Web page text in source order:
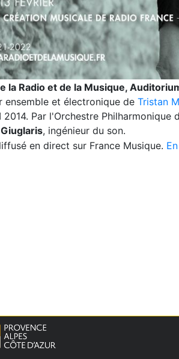
la Radio et de la Musique,
ensemble et électronique de Tristan
2014. Par l'Orchestre Philharmonique
, ingénieur du son.
en direct sur France Musique.